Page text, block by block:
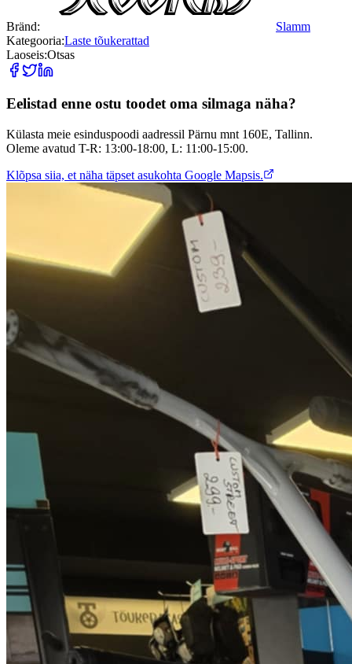
Bränd:
Slamm
Kategooria:Laste tõukerattad
Laoseis:Otsas
Eelistad enne ostu toodet oma silmaga näha?
Külasta meie esinduspoodi aadressil Pärnu mnt 160E, Tallinn.
Oleme avatud T-R: 13:00-18:00, L: 11:00-15:00.
Klõpsa siia, et näha täpset asukohta Google Mapsis.